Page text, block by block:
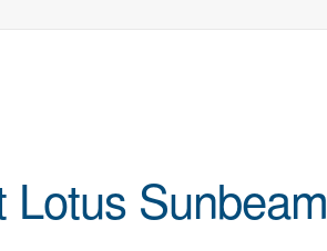
Lotus Sunbeam